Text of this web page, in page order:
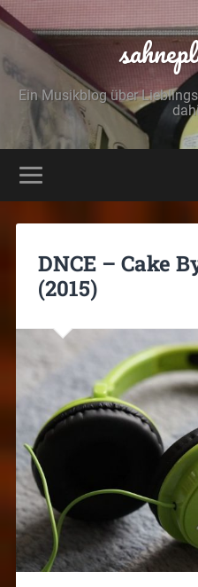
Ein Musikblog über
DNCE – Cake
(2015)